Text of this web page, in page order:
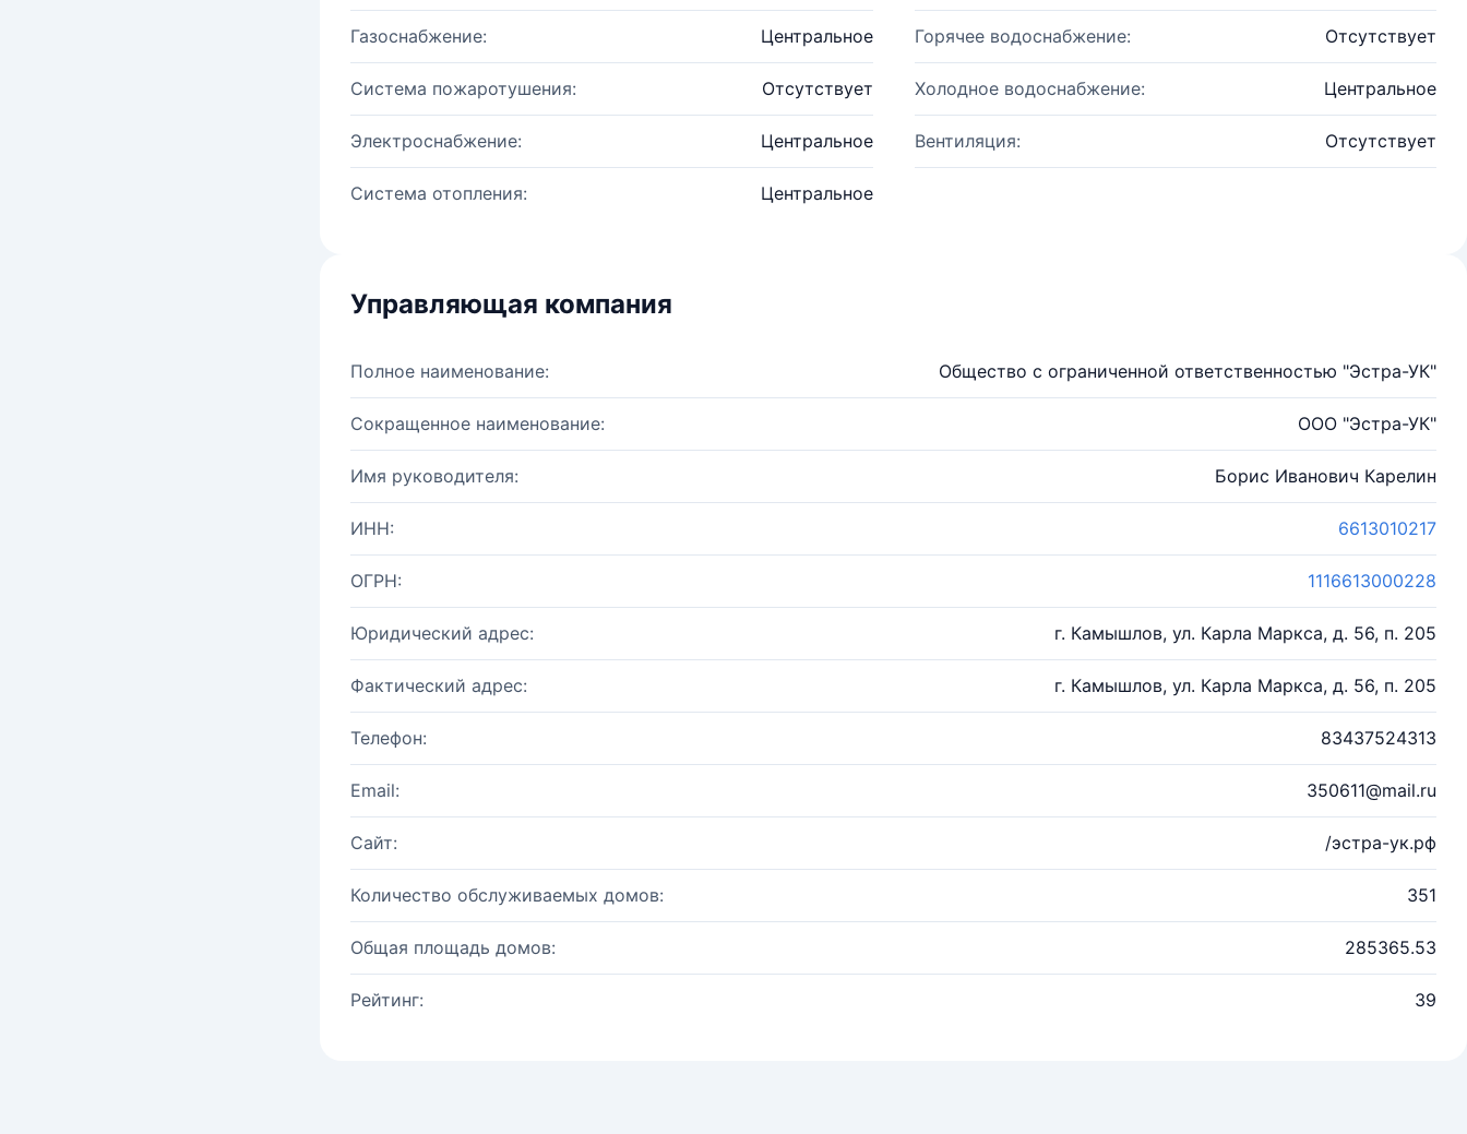
Газоснабжение: Центральное Горячее водоснабжение: Отсутствует
Система пожаротушения: Отсутствует Холодное водоснабжение: Центральное
Электроснабжение: Центральное Вентиляция: Отсутствует
Система отопления: Центральное
Управляющая компания
Полное наименование: Общество с ограниченной ответственностью "Эстра-УК"
Сокращенное наименование: ООО "Эстра-УК"
Имя руководителя: Борис Иванович Карелин
ИНН: 6613010217
ОГРН: 1116613000228
Юридический адрес: г. Камышлов, ул. Карла Маркса, д. 56, п. 205
Фактический адрес: г. Камышлов, ул. Карла Маркса, д. 56, п. 205
Телефон: 83437524313
Email: 350611@mail.ru
Сайт: /эстра-ук.рф
Количество обслуживаемых домов: 351
Общая площадь домов: 285365.53
Рейтинг: 39